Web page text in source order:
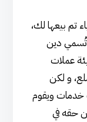
تم بيعها لك،
تُسمي دين
عملات
و لكن
خدمات ويقوم
حقه في